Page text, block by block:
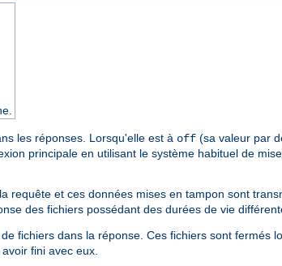
les réponses. Lorsqu'elle est à off (sa valeur par
principale en utilisant le système habituel de
requête et ces données mises en tampon sont
des fichiers possédant des durées de vie
fichiers dans la réponse. Ces fichiers sont fermés
fini avec eux.